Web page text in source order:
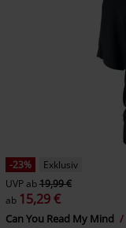
-23%
Exklusiv
UVPab19,99 €
ab 15,29 €
Can You Read My Mind